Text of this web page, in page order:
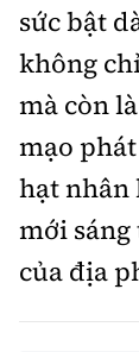
sức bật
không
mà còn
mạo
hạt nhân
mới
của địa